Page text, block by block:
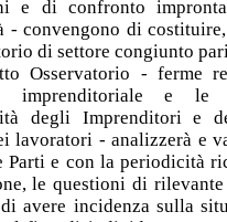
e di confronto
- convengono di
di settore congiunto
Osservatorio - ferme
imprenditoriale e le
degli Imprenditori e
lavoratori - analizzerà e
Parti e con la periodicità
le questioni di rilevante
avere incidenza sulla